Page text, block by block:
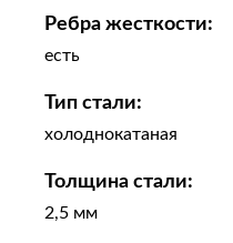
Ребра жесткости:
есть
Тип стали:
холоднокатаная
Толщина стали:
2,5 мм